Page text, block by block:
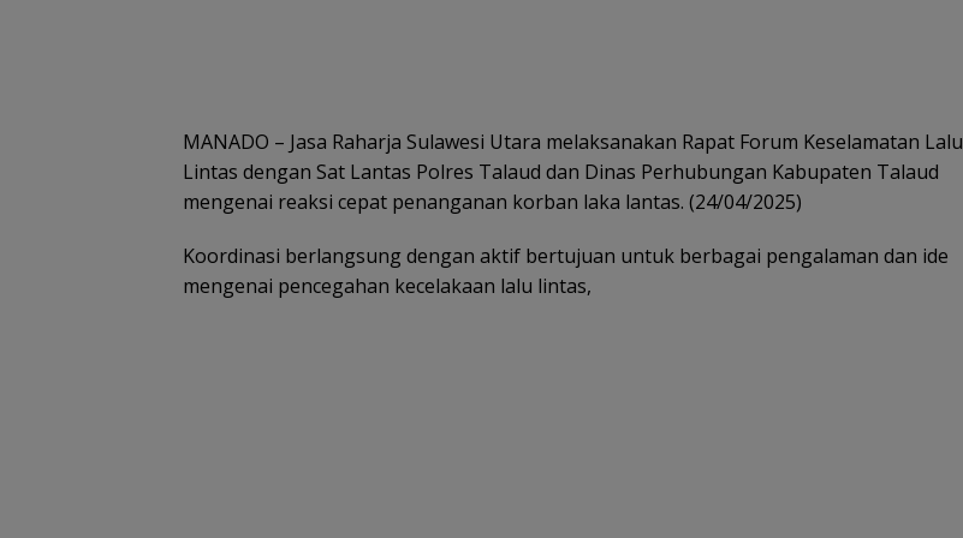
MANADO – Jasa Raharja Sulawesi Utara melaksanakan Rapat Forum Keselamatan Lalu
Lintas dengan Sat Lantas Polres Talaud dan Dinas Perhubungan Kabupaten Talaud
mengenai reaksi cepat penanganan korban laka lantas. (24/04/2025)
Koordinasi berlangsung dengan aktif bertujuan untuk berbagai pengalaman dan ide
mengenai pencegahan kecelakaan lalu lintas,